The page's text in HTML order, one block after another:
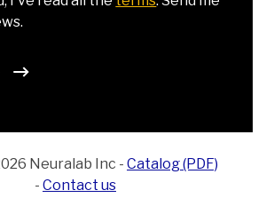
Neuralab Inc - Catalog (PDF)
- Contact us